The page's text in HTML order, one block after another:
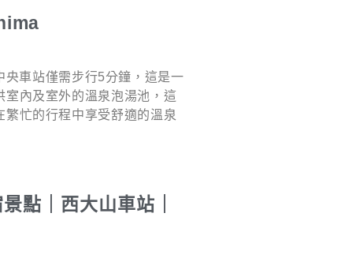
車站僅需步行5分鐘，這是一
內及室外的溫泉泡湯池，這
忙的行程中享受舒適的溫泉
點｜西大山車站｜